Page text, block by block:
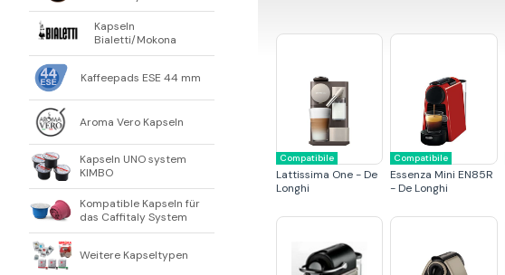
Kapseln
Bialetti/Mokona
Kaffeepads ESE 44 mm
Aroma Vero Kapseln
Kapseln UNO system
KIMBO
Kompatible Kapseln für
das Caffitaly System
Weitere Kapseltypen
Compatibile
Lattissima One - De
Longhi
Compatibile
Essenza Mini EN85R
- De Longhi